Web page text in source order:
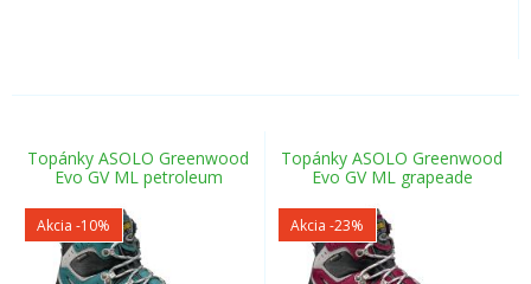
Topánky ASOLO Greenwood
Evo GV ML petroleum
Akcia -10%
Topánky ASOLO Greenwood
Evo GV ML grapeade
Akcia -23%